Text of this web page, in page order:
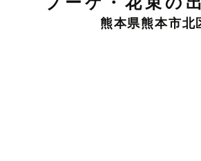
熊本県熊本市北